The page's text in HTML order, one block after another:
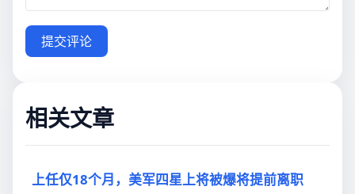
提交评论
相关文章
上任仅18个月，美军四星上将被爆将提前离职